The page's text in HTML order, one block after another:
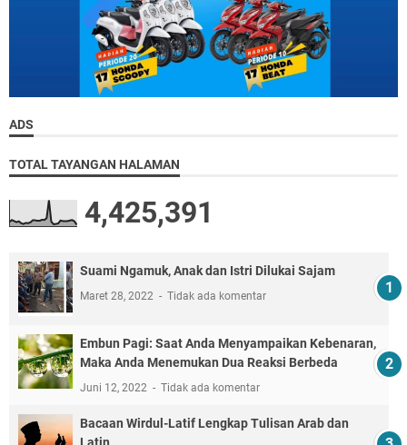
ADS
TOTAL TAYANGAN HALAMAN
4,425,391
Suami Ngamuk, Anak dan Istri Dilukai Sajam
Maret 28, 2022 Tidak ada komentar
Embun Pagi: Saat Anda Menyampaikan Kebenaran,
Maka Anda Menemukan Dua Reaksi Berbeda
Juni 12, 2022 Tidak ada komentar
Bacaan Wirdul-Latif Lengkap Tulisan Arab dan